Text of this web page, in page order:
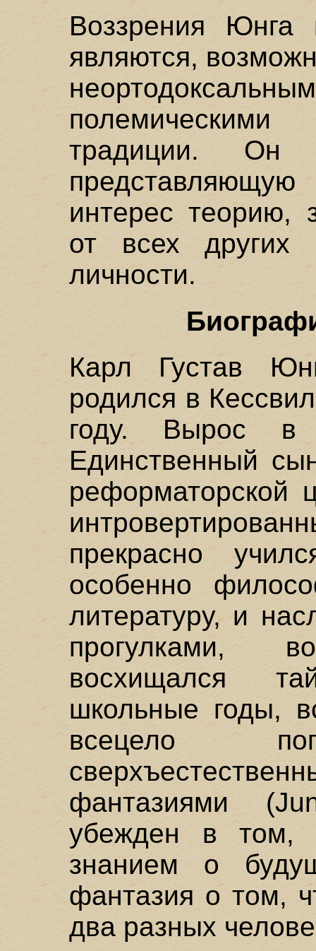
Воззрения Юнга
являются,
полемическими
традиции. Он
интерес теорию,
от всех других
личности.
Карл Густав
родился в
году. Вырос в
Единственный
реформаторской
прекрасно
особенно
литературу, и
прогулками,
восхищался
школьные годы,
всецело
фантазиями
убежден в том,
знанием о
фантазия о том,
два разных